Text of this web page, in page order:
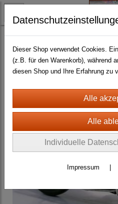
BLECHMODELLE +
Nostalgie
Dieser Shop verwendet Cookies.
(z.B. für den Warenkorb), während
diesen Shop und Ihre Erfahrung zu
Individuelle
Impressum